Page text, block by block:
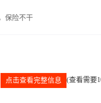
保险不干
点击查看完整信息 (查看需要